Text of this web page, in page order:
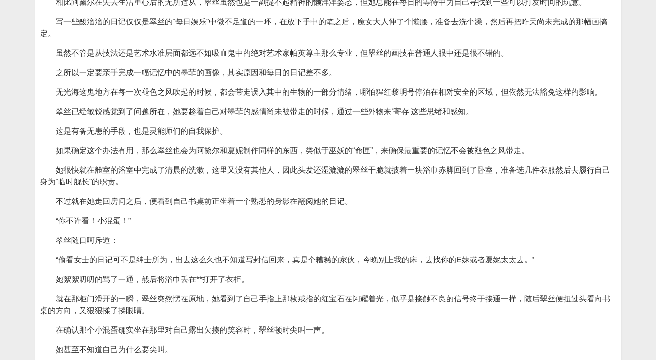
相比阿黛尔在失去生活重心后的无所适从，翠丝虽然也是一副提不起精神的懒洋洋姿态，但她总能在每日的等待中为自己寻找到一些可以打发时间的玩意。
写一些酸溜溜的日记仅仅是翠丝的“每日娱乐”中微不足道的一环，在放下手中的笔之后，魔女大人伸了个懒腰，准备去洗个澡，然后再把昨天尚未完成的那幅画搞
定。
虽然不管是从技法还是艺术水准层面都远不如吸血鬼中的绝对艺术家帕英尊主那么专业，但翠丝的画技在普通人眼中还是很不错的。
之所以一定要亲手完成一幅记忆中的墨菲的画像，其实原因和每日的日记差不多。
无光海这鬼地方在每一次褪色之风吹起的时候，都会带走误入其中的生物的一部分情绪，哪怕猩红黎明号停泊在相对安全的区域，但依然无法豁免这样的影响。
翠丝已经敏锐感觉到了问题所在，她要趁着自己对墨菲的感情尚未被带走的时候，通过一些外物来‘寄存’这些思绪和感知。
这是有备无患的手段，也是灵能师们的自我保护。
如果确定这个办法有用，那么翠丝也会为阿黛尔和夏妮制作同样的东西，类似于巫妖的“命匣”，来确保最重要的记忆不会被褪色之风带走。
她很快就在舱室的浴室中完成了清晨的洗漱，这里又没有其他人，因此头发还湿漉漉的翠丝干脆就披着一块浴巾赤脚回到了卧室，准备选几件衣服然后去履行自己
身为“临时舰长”的职责。
不过就在她走回房间之后，便看到自己书桌前正坐着一个熟悉的身影在翻阅她的日记。
“你不许看！小混蛋！”
翠丝随口呵斥道：
“偷看女士的日记可不是绅士所为，出去这么久也不知道写封信回来，真是个糟糕的家伙，今晚别上我的床，去找你的E妹或者夏妮太太去。”
她絮絮叨叨的骂了一通，然后将浴巾丢在**打开了衣柜。
就在那柜门滑开的一瞬，翠丝突然愣在原地，她看到了自己手指上那枚戒指的红宝石在闪耀着光，似乎是接触不良的信号终于接通一样，随后翠丝便扭过头看向书
桌的方向，又狠狠揉了揉眼睛。
在确认那个小混蛋确实坐在那里对自己露出欠揍的笑容时，翠丝顿时尖叫一声。
她甚至不知道自己为什么要尖叫。